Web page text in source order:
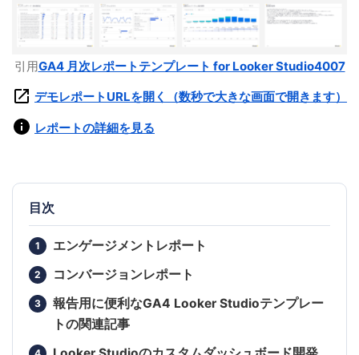
引用GA4 月次レポートテンプレート for Looker Studio4007
デモレポートURLを開く（数秒で大きな画面で開きます）
レポートの詳細を見る
目次
エンゲージメントレポート
コンバージョンレポート
報告用に便利なGA4 Looker Studioテンプレー
トの関連記事